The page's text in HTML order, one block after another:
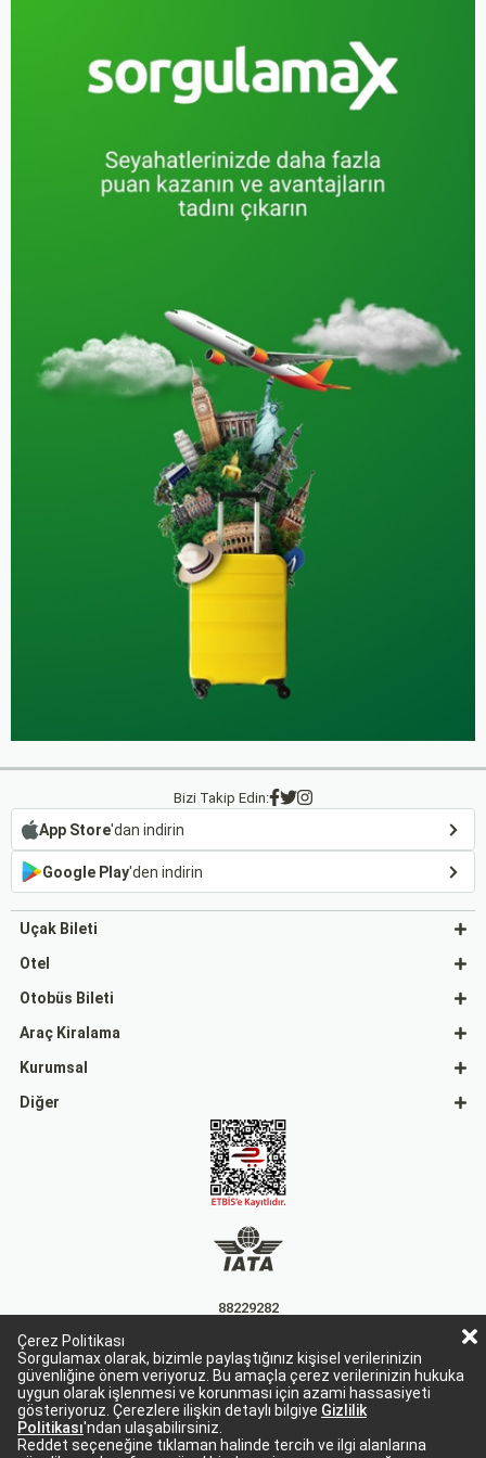
Çerez Politikası
Sorgulamax olarak, bizimle paylaştığınız kişisel verilerinizin
güvenliğine önem veriyoruz. Bu amaçla çerez verilerinizin hukuka
uygun olarak işlenmesi ve korunması için azami hassasiyeti
gösteriyoruz. Çerezlere ilişkin detaylı bilgiye Gizlilik
Politikası'ndan ulaşabilirsiniz.
Reddet seçeneğine tıklaman halinde tercih ve ilgi alanlarına
Bizi Takip Edin:
App Store'dan indirin
Google Play'den indirin
Uçak Bileti
Otel
Otobüs Bileti
Araç Kiralama
Kurumsal
Diğer
88229282
15863